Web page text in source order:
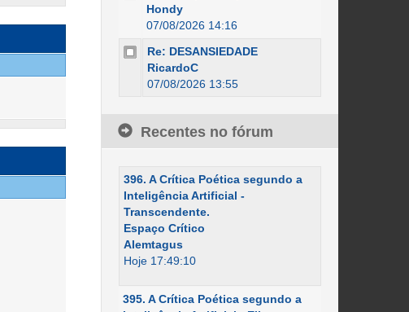
Hondy
07/08/2026 14:16
Re: DESANSIEDADE
RicardoC
07/08/2026 13:55
Recentes no fórum
396. A Crítica Poética segundo a
Inteligência Artificial -
Transcendente.
Espaço Crítico
Alemtagus
Hoje 17:49:10
395. A Crítica Poética segundo a